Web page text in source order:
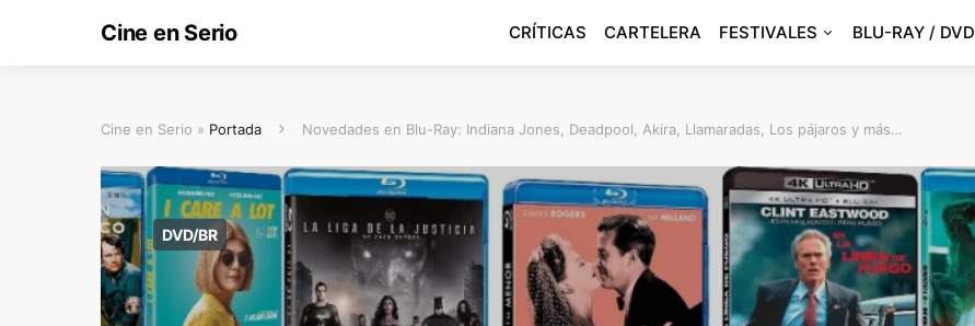
Cine en Serio CRÍTICAS CARTELERA FESTIVALES BLU-RAY / DVD
Cine en Serio » Portada Novedades en Blu-Ray: Indiana Jones, Deadpool, Akira, Llamaradas, Los pájaros y más…
DVD/BR